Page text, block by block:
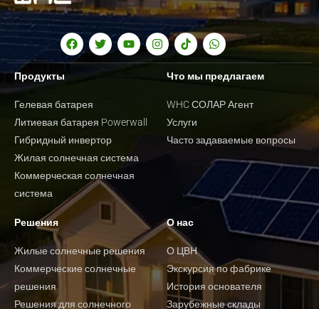
Продукты
Гелевая батарея
Литиевая батарея Powerwall
Гибридный инвертор
Жилая солнечная система
Коммерческая солнечная
система
Что мы предлагаем
WHC СОЛАР Агент
Услуги
Часто задаваемые вопросы
Решения
Жилые солнечные решения
Коммерческие солнечные
решения
Решения для солнечного
О нас
О ЦВН
Экскурсия по фабрике
История основателя
Зарубежные склады